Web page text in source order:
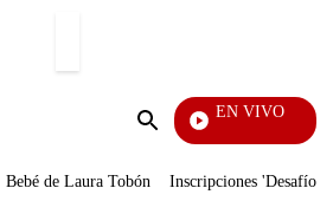
Enviar
EN VIVO
Doble Vía
Bebé de Laura Tobón Inscripciones 'Desafío'